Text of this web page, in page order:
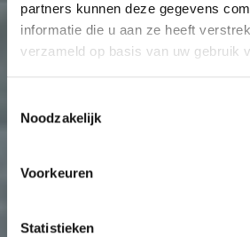
partners kunnen deze gegevens
informatie die u aan ze heeft
verzameld op basis van uw gebruik
Noodzakelijk
Voorkeuren
Statistieken